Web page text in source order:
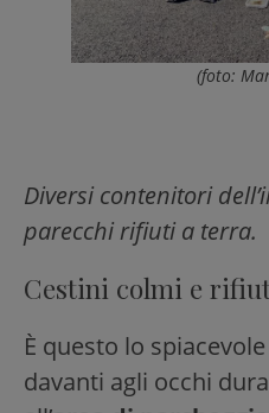
(foto:
Diversi contenitori
parecchi rifiuti a terra.
Cestini colmi e
È questo lo
davanti agli occhi